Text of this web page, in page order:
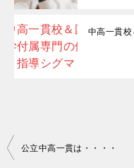
中高一貫校
投
公立中高一貫は・・・・